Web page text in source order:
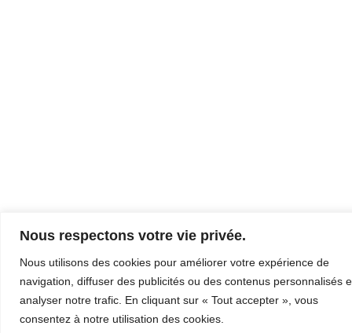
Nous respectons votre vie privée.
Nous utilisons des cookies pour améliorer votre expérience de
navigation, diffuser des publicités ou des contenus personnalisés
analyser notre trafic. En cliquant sur « Tout accepter », vous
consentez à notre utilisation des cookies.